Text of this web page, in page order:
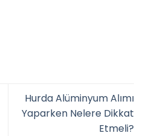
Hurda Alüminyum Alımı
Yaparken Nelere Dikkat
Etmeli?